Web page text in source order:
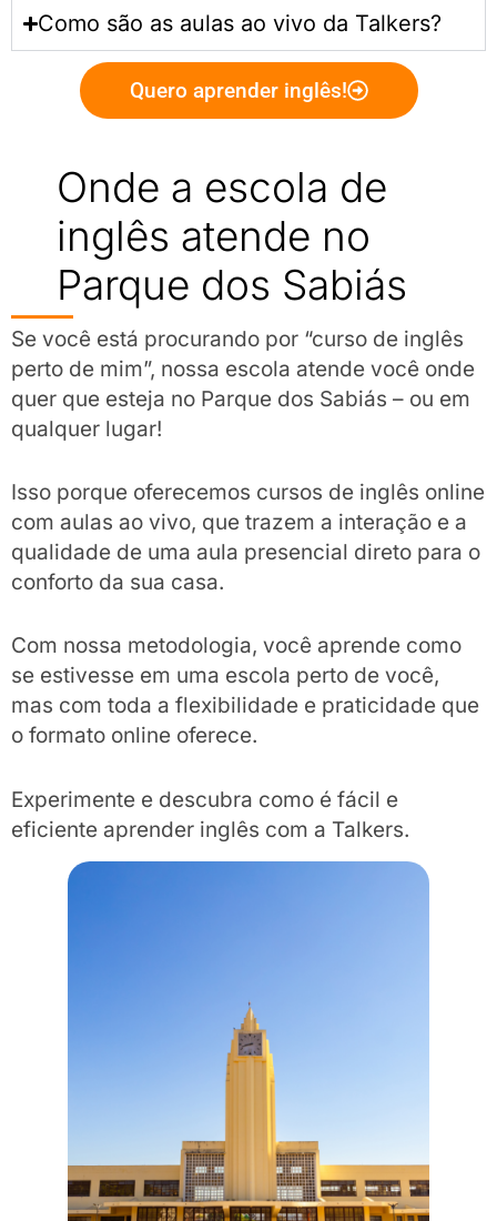
Como são as aulas ao vivo da Talkers?
Quero aprender inglês!
Onde a escola de
inglês atende no
Parque dos Sabiás
Se você está procurando por “curso de inglês
perto de mim”, nossa escola atende você onde
quer que esteja no Parque dos Sabiás – ou em
qualquer lugar!
Isso porque oferecemos cursos de inglês online
com aulas ao vivo, que trazem a interação e a
qualidade de uma aula presencial direto para o
conforto da sua casa.
Com nossa metodologia, você aprende como
se estivesse em uma escola perto de você,
mas com toda a flexibilidade e praticidade que
o formato online oferece.
Experimente e descubra como é fácil e
eficiente aprender inglês com a Talkers.